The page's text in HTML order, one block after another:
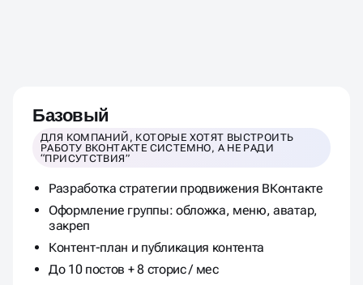
Базовый
ДЛЯ КОМПАНИЙ, КОТОРЫЕ ХОТЯТ ВЫСТРОИТЬ
РАБОТУ ВКОНТАКТЕ СИСТЕМНО, А НЕ РАДИ
“ПРИСУТСТВИЯ”
Разработка стратегии продвижения ВКонтакте
Оформление группы: обложка, меню, аватар,
закреп
Контент-план и публикация контента
До 10 постов + 8 сторис / мес